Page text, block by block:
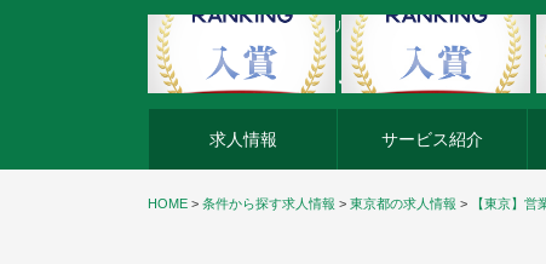
外資系企業の転職・キャリア転職ならアージスジャパン
求人情報 サービス紹介
HOME > 条件から探す求人情報 > 東京都の求人情報 > 【東京】営